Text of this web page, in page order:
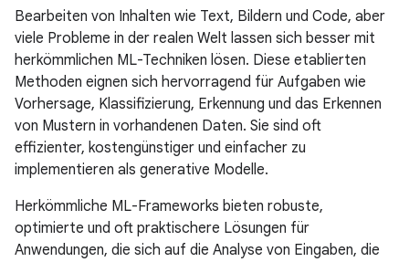
Bearbeiten von Inhalten wie Text, Bildern und Code, aber
viele Probleme in der realen Welt lassen sich besser mit
herkömmlichen ML-Techniken lösen. Diese etablierten
Methoden eignen sich hervorragend für Aufgaben wie
Vorhersage, Klassifizierung, Erkennung und das Erkennen
von Mustern in vorhandenen Daten. Sie sind oft
effizienter, kostengünstiger und einfacher zu
implementieren als generative Modelle.
Herkömmliche ML-Frameworks bieten robuste,
optimierte und oft praktischere Lösungen für
Anwendungen, die sich auf die Analyse von Eingaben, die